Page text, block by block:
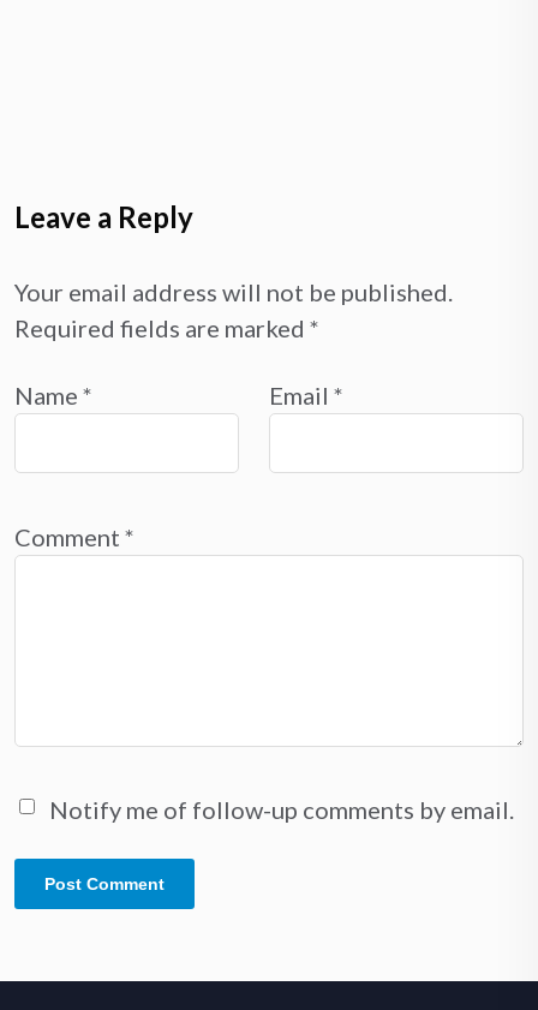
Leave a Reply
Your email address will not be published.
Required fields are marked *
Name * Email *
Comment *
Notify me of follow-up comments by email.